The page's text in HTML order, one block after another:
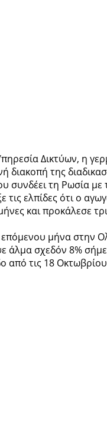
Δικτύων, η
διακοπή της
συνδέει τη Ρωσία
τις ελπίδες ότι ο
και προκάλεσε
μήνα στην
άλμα σχεδόν 8%
από τις 18